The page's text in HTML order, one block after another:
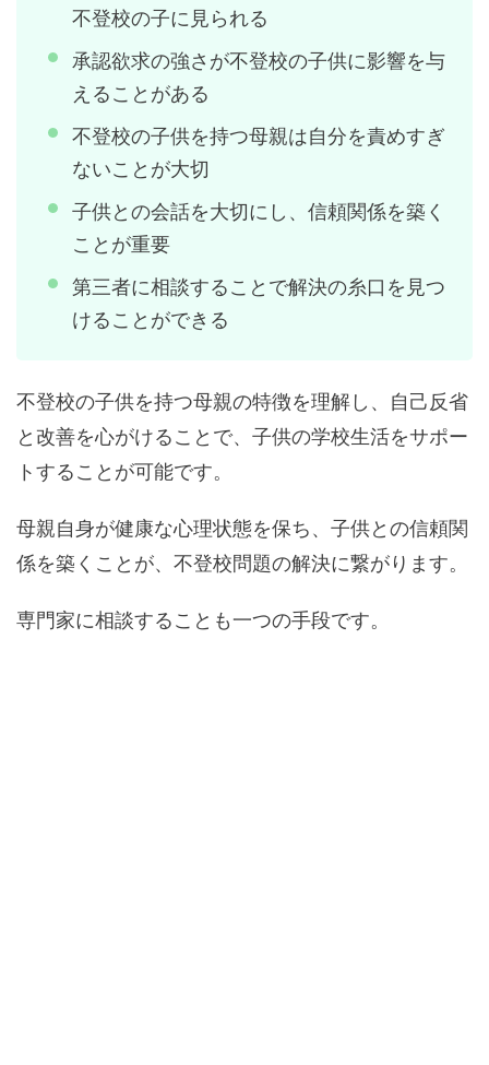
不登校の子に見られる
承認欲求の強さが不登校の子供に影響を与
えることがある
不登校の子供を持つ母親は自分を責めすぎ
ないことが大切
子供との会話を大切にし、信頼関係を築く
ことが重要
第三者に相談することで解決の糸口を見つ
けることができる
不登校の子供を持つ母親の特徴を理解し、自己反省
と改善を心がけることで、子供の学校生活をサポー
トすることが可能です。
母親自身が健康な心理状態を保ち、子供との信頼関
係を築くことが、不登校問題の解決に繋がります。
専門家に相談することも一つの手段です。